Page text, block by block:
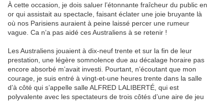
À cette occasion, je dois saluer l’étonnante fraîcheur du public en
or qui assistait au spectacle, faisant éclater une joie bruyante là
où nos Parisiens auraient à peine laissé percer une rumeur
vague. Ca n’a pas aidé ces Australiens à se retenir !
Les Australiens jouaient à dix-neuf trente et sur la fin de leur
prestation, une légère somnolence due au décalage horaire pas
encore absorbé m’avait investi. Pourtant, n’écoutant que mon
courage, je suis entré à vingt-et-une heures trente dans la salle
d’à côté qui s’appelle salle ALFRED LALIBERTÉ, qui est
polyvalente avec les spectateurs de trois côtés d’une aire de jeu